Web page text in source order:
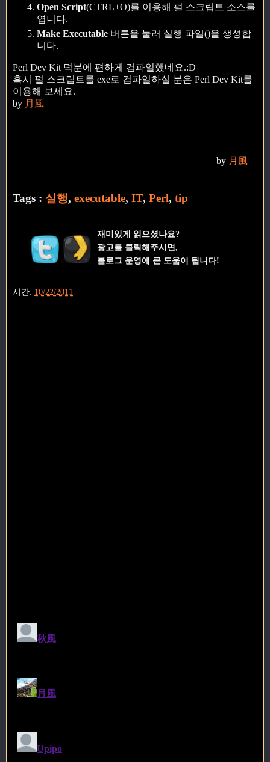
Open Script(CTRL+O)를 이용해 펄 스크립트 소스를
엽니다.
Make Executable 버튼을 눌러 실행 파일()을 생성합
니다.
Perl Dev Kit 덕분에 편하게 컴파일했네요.:D
혹시 펄 스크립트를 exe로 컴파일하실 분은 Perl Dev Kit를
이용해 보세요.
by 月風
by 月風
Tags : 실행, executable, IT, Perl, tip
재미있게 읽으셨나요?
광고를 클릭해주시면,
블로그 운영에 큰 도움이 됩니다!
시간: 10/22/2011